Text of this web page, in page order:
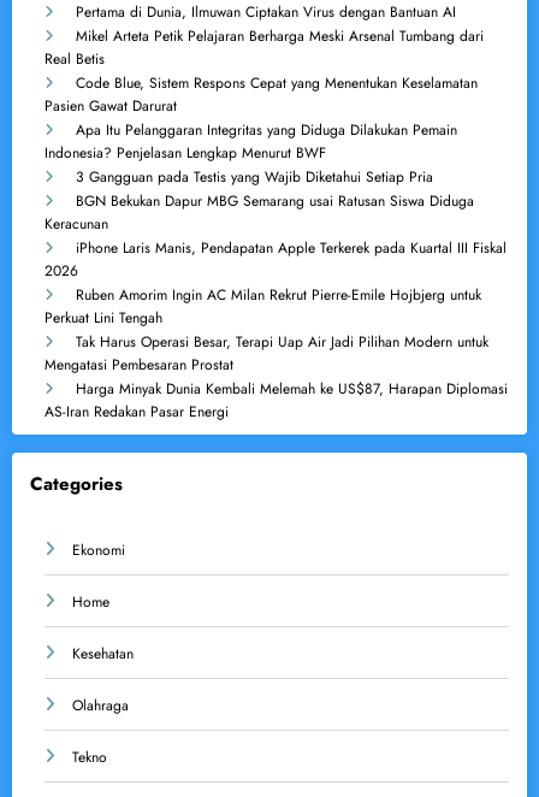
Pertama di Dunia, Ilmuwan Ciptakan Virus dengan Bantuan AI
Mikel Arteta Petik Pelajaran Berharga Meski Arsenal Tumbang dari
Real Betis
Code Blue, Sistem Respons Cepat yang Menentukan Keselamatan
Pasien Gawat Darurat
Apa Itu Pelanggaran Integritas yang Diduga Dilakukan Pemain
Indonesia? Penjelasan Lengkap Menurut BWF
3 Gangguan pada Testis yang Wajib Diketahui Setiap Pria
BGN Bekukan Dapur MBG Semarang usai Ratusan Siswa Diduga
Keracunan
iPhone Laris Manis, Pendapatan Apple Terkerek pada Kuartal III Fiskal
2026
Ruben Amorim Ingin AC Milan Rekrut Pierre-Emile Hojbjerg untuk
Perkuat Lini Tengah
Tak Harus Operasi Besar, Terapi Uap Air Jadi Pilihan Modern untuk
Mengatasi Pembesaran Prostat
Harga Minyak Dunia Kembali Melemah ke US$87, Harapan Diplomasi
AS-Iran Redakan Pasar Energi
Categories
Ekonomi
Home
Kesehatan
Olahraga
Tekno